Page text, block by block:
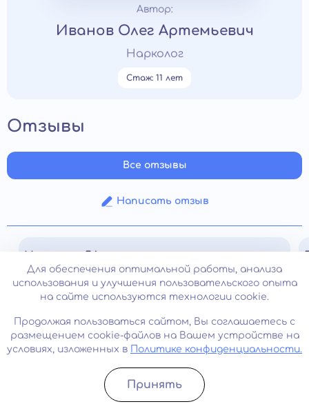
Автор:
Иванов Олег Артемьевич
Нарколог
Стаж: 11 лет
Отзывы
Написать отзыв
Все отзывы
Наталья, 56 лет
24.06.2025
У папы после инсульта и восстановления
появились галлюцинации: он видел
несуществующих людей в комнате и сильно
невролог направил к психиатру, и все оказалось
поправимо. Подобрали лечение, аккуратно
совместив с основной терапией, регулярно
Записатьcя
Для обеспечения оптимальной работы, анализа
использования и улучшения пользовательского опыта
на сайте используются технологии cookie.
Продолжая пользоваться сайтом, Вы соглашаетесь с
размещением cookie-файлов на Вашем устройстве на
условиях, изложенных в
Политике конфиденциальности.
Принять